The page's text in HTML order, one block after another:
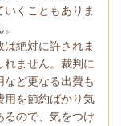
くこともありま
絶対に許されま
ません。裁判に
ど更なる出費も
用を節約ばかり気
るので、気をつけ